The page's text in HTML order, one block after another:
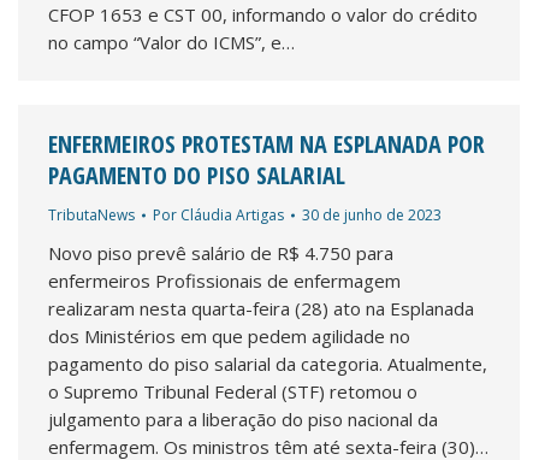
CFOP 1653 e CST 00, informando o valor do crédito
no campo “Valor do ICMS”, e…
ENFERMEIROS PROTESTAM NA ESPLANADA POR
PAGAMENTO DO PISO SALARIAL
TributaNews Por Cláudia Artigas 30 de junho de 2023
Novo piso prevê salário de R$ 4.750 para
enfermeiros Profissionais de enfermagem
realizaram nesta quarta-feira (28) ato na Esplanada
dos Ministérios em que pedem agilidade no
pagamento do piso salarial da categoria. Atualmente,
o Supremo Tribunal Federal (STF) retomou o
julgamento para a liberação do piso nacional da
enfermagem. Os ministros têm até sexta-feira (30)…